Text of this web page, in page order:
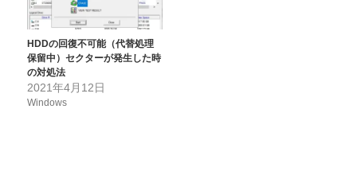
HDDの回復不可能（代替処理
保留中）セクターが発生した時
の対処法
2021年4月12日
Windows